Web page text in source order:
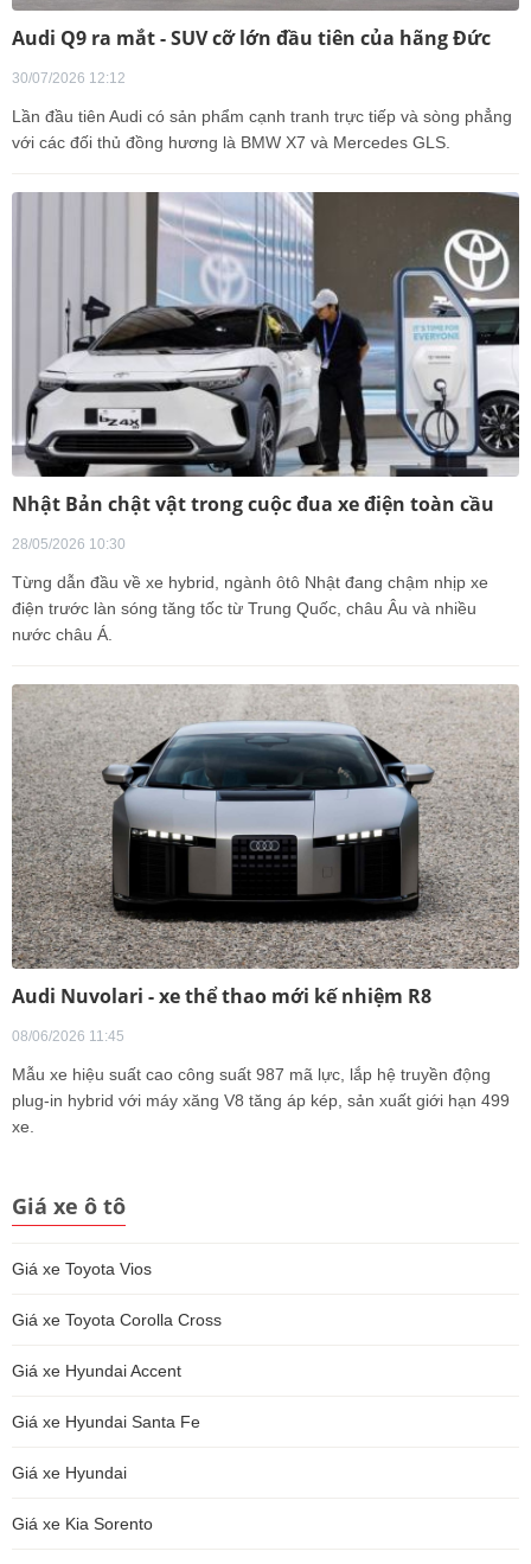
Audi Q9 ra mắt - SUV cỡ lớn đầu tiên của hãng Đức
30/07/2026 12:12
Lần đầu tiên Audi có sản phẩm cạnh tranh trực tiếp và sòng phẳng
với các đối thủ đồng hương là BMW X7 và Mercedes GLS.
Nhật Bản chật vật trong cuộc đua xe điện toàn cầu
28/05/2026 10:30
Từng dẫn đầu về xe hybrid, ngành ôtô Nhật đang chậm nhịp xe
điện trước làn sóng tăng tốc từ Trung Quốc, châu Âu và nhiều
nước châu Á.
Audi Nuvolari - xe thể thao mới kế nhiệm R8
08/06/2026 11:45
Mẫu xe hiệu suất cao công suất 987 mã lực, lắp hệ truyền động
plug-in hybrid với máy xăng V8 tăng áp kép, sản xuất giới hạn 499
xe.
Giá xe ô tô
Giá xe Toyota Vios
Giá xe Toyota Corolla Cross
Giá xe Hyundai Accent
Giá xe Hyundai Santa Fe
Giá xe Hyundai
Giá xe Kia Sorento